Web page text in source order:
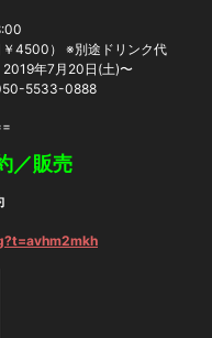
￥4500） ※別途ドリンク代
2019年7月20日(土)〜
5533-0888
／販売